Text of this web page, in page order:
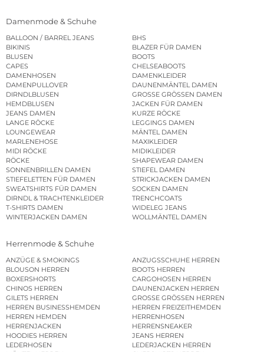
Damenmode & Schuhe
BALLOON / BARREL JEANS
BHS
BIKINIS
BLAZER FÜR DAMEN
BLUSEN
BOOTS
CAPES
CHELSEABOOTS
DAMENHOSEN
DAMENKLEIDER
DAMENPULLOVER
DAUNENMÄNTEL DAMEN
DIRNDLBLUSEN
GROSSE GRÖSSEN DAMEN
HEMDBLUSEN
JACKEN FÜR DAMEN
JEANS DAMEN
KURZE RÖCKE
LANGE RÖCKE
LEGGINGS DAMEN
LOUNGEWEAR
MÄNTEL DAMEN
MARLENEHOSE
MAXIKLEIDER
MIDI RÖCKE
MIDIKLEIDER
RÖCKE
SHAPEWEAR DAMEN
SONNENBRILLEN DAMEN
STIEFEL DAMEN
STIEFELETTEN FÜR DAMEN
STRICKJACKEN DAMEN
SWEATSHIRTS FÜR DAMEN
SOCKEN DAMEN
DIRNDL & TRACHTENKLEIDER
TRENCHCOATS
T-SHIRTS DAMEN
WIDELEG JEANS
WINTERJACKEN DAMEN
WOLLMÄNTEL DAMEN
Herrenmode & Schuhe
ANZÜGE & SMOKINGS
ANZUGSSCHUHE HERREN
BLOUSON HERREN
BOOTS HERREN
BOXERSHORTS
CARGOHOSEN HERREN
CHINOS HERREN
DAUNENJACKEN HERREN
GILETS HERREN
GROSSE GRÖSSEN HERREN
HERREN BUSINESSHEMDEN
HERREN FREIZEITHEMDEN
HERREN HEMDEN
HERRENHOSEN
HERRENJACKEN
HERRENSNEAKER
HOODIES HERREN
JEANS HERREN
LEDERHOSEN
LEDERJACKEN HERREN